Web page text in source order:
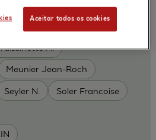
A.
Meunier Jean-Roch
Seyler N. Soler Francoise
Aceitar todos os cookies